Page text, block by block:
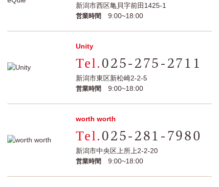
新潟市西区亀貝字前田1425-1
営業時間 9:00~18:00
Unity
025-275-2711
新潟市東区新松崎2-2-5
営業時間 9:00~18:00
worth worth
025-281-7980
新潟市中央区上所上2-2-20
営業時間 9:00~18:00